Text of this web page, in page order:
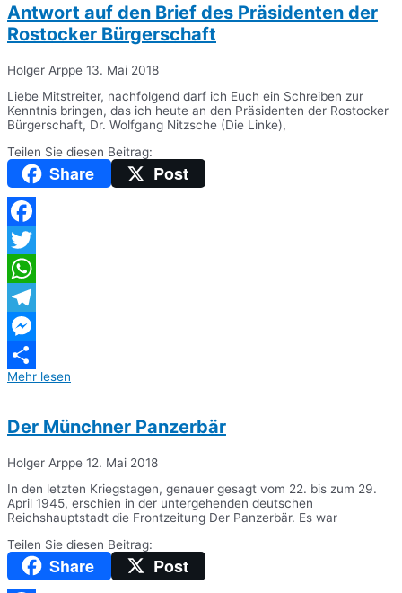
Antwort auf den Brief des Präsidenten der
Rostocker Bürgerschaft
Holger Arppe 13. Mai 2018
Liebe Mitstreiter, nachfolgend darf ich Euch ein Schreiben zur
Kenntnis bringen, das ich heute an den Präsidenten der Rostocker
Bürgerschaft, Dr. Wolfgang Nitzsche (Die Linke),
Teilen Sie diesen Beitrag:
Share Post
Facebook
Twitter
WhatsApp
Telegram
Messenger
Teilen
Mehr lesen
Der Münchner Panzerbär
Holger Arppe 12. Mai 2018
In den letzten Kriegstagen, genauer gesagt vom 22. bis zum 29.
April 1945, erschien in der untergehenden deutschen
Reichshauptstadt die Frontzeitung Der Panzerbär. Es war
Teilen Sie diesen Beitrag:
Share Post